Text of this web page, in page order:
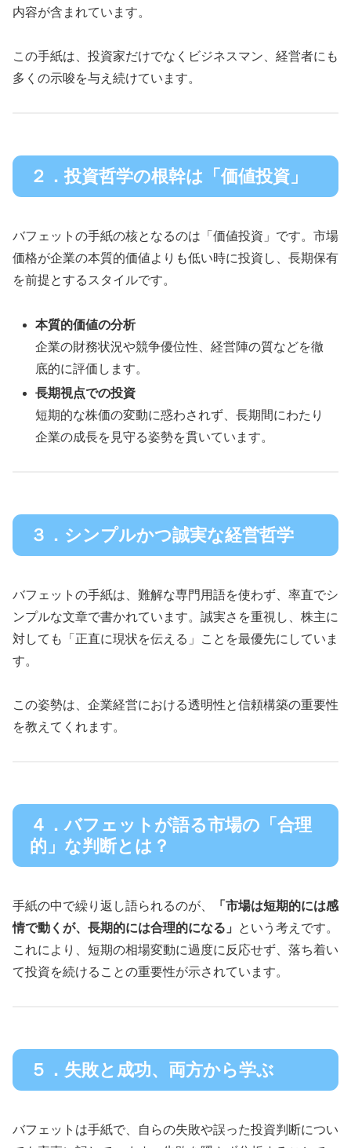
内容が含まれています。
この手紙は、投資家だけでなくビジネスマン、経営者にも
多くの示唆を与え続けています。
２．投資哲学の根幹は「価値投資」
バフェットの手紙の核となるのは「価値投資」です。市場
価格が企業の本質的価値よりも低い時に投資し、長期保有
を前提とするスタイルです。
本質的価値の分析
企業の財務状況や競争優位性、経営陣の質などを徹
底的に評価します。
長期視点での投資
短期的な株価の変動に惑わされず、長期間にわたり
企業の成長を見守る姿勢を貫いています。
３．シンプルかつ誠実な経営哲学
バフェットの手紙は、難解な専門用語を使わず、率直でシ
ンプルな文章で書かれています。誠実さを重視し、株主に
対しても「正直に現状を伝える」ことを最優先にしていま
す。
この姿勢は、企業経営における透明性と信頼構築の重要性
を教えてくれます。
４．バフェットが語る市場の「合理
的」な判断とは？
手紙の中で繰り返し語られるのが、
「市場は短期的には感
情で動くが、長期的には合理的になる」
という考えです。
これにより、短期の相場変動に過度に反応せず、落ち着い
て投資を続けることの重要性が示されています。
５．失敗と成功、両方から学ぶ
バフェットは手紙で、自らの失敗や誤った投資判断につい